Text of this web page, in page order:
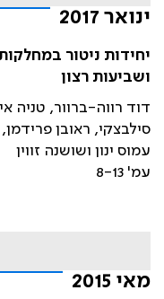
ינואר 2017
יחידות ניטור
ושביעות רצון
דוד רווה-ברוור, טניה
סילבצקי, ראובן
עמוס ינון ושושנה זווין
עמ' 8-13
מאי 2015